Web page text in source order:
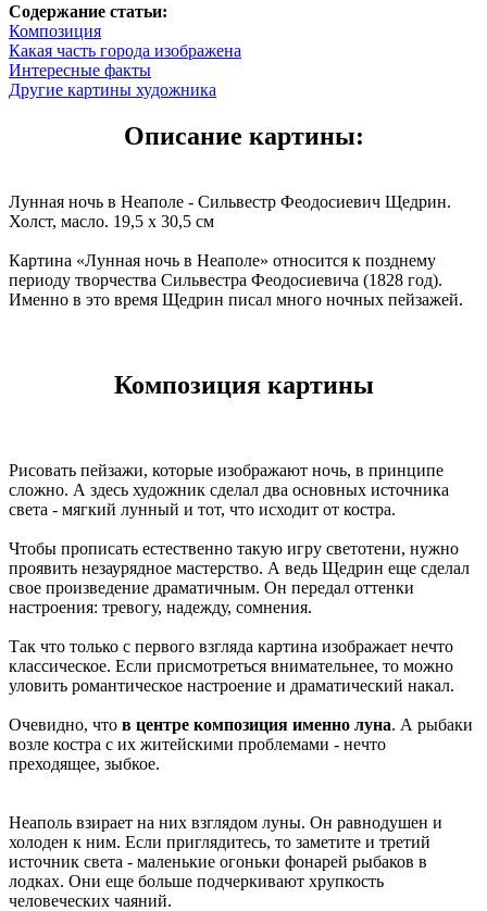
Содержание статьи:
Композиция
Какая часть города изображена
Интересные факты
Другие картины художника
Описание картины:
Лунная ночь в Неаполе - Сильвестр Феодосиевич Щедрин.
Холст, масло. 19,5 x 30,5 см
Картина «Лунная ночь в Неаполе» относится к позднему
периоду творчества Сильвестра Феодосиевича (1828 год).
Именно в это время Щедрин писал много ночных пейзажей.
Композиция картины
Рисовать пейзажи, которые изображают ночь, в принципе
сложно. А здесь художник сделал два основных источника
света - мягкий лунный и тот, что исходит от костра.
Чтобы прописать естественно такую игру светотени, нужно
проявить незаурядное мастерство. А ведь Щедрин еще сделал
свое произведение драматичным. Он передал оттенки
настроения: тревогу, надежду, сомнения.
Так что только с первого взгляда картина изображает нечто
классическое. Если присмотреться внимательнее, то можно
уловить романтическое настроение и драматический накал.
Очевидно, что в центре композиция именно луна. А рыбаки
возле костра с их житейскими проблемами - нечто
преходящее, зыбкое.
Неаполь взирает на них взглядом луны. Он равнодушен и
холоден к ним. Если приглядитесь, то заметите и третий
источник света - маленькие огоньки фонарей рыбаков в
лодках. Они еще больше подчеркивают хрупкость
человеческих чаяний.